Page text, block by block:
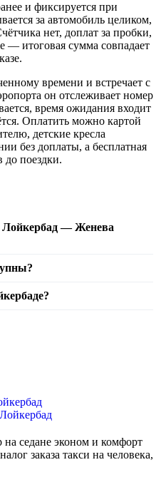
и фиксируется при
за автомобиль целиком,
нет, доплат за пробки,
— итоговая сумма совпадает
времени и встречает с
он отслеживает номер
время ожидания входит
Оплатить можно картой
детские кресла
без доплаты, а бесплатная
до поездки.
Лойкербад — Женева
на седане эконом и комфорт
заказа такси на человека,